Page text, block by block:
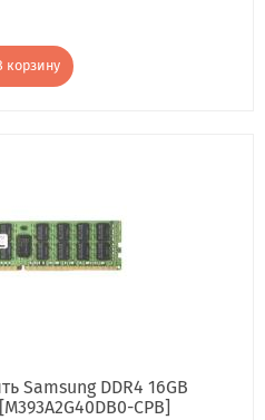
корзину
Samsung DDR4 16GB
CPB]